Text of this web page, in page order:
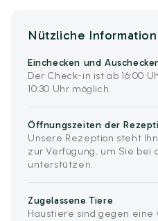
Nützliche
Einchecken und
Der Check-in ist ab 16:00
10:30 Uhr möglich.
Öffnungszeiten der
Unsere Rezeption steht
zur Verfügung, um Sie bei
unterstützen.
Zugelassene Tiere
Haustiere sind gegen eine